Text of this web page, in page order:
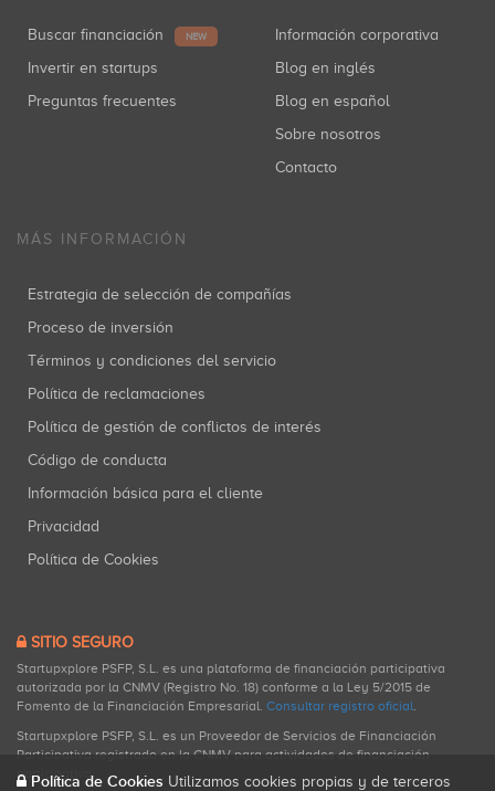
Buscar financiación NEW
Invertir en startups
Preguntas frecuentes
Información corporativa
Blog en inglés
Blog en español
Sobre nosotros
Contacto
MÁS INFORMACIÓN
Estrategia de selección de compañías
Proceso de inversión
Términos y condiciones del servicio
Política de reclamaciones
Política de gestión de conflictos de interés
Código de conducta
Información básica para el cliente
Privacidad
Política de Cookies
SITIO SEGURO
Startupxplore PSFP, S.L. es una plataforma de financiación participativa
autorizada por la CNMV (Registro No. 18) conforme a la Ley 5/2015 de
Fomento de la Financiación Empresarial. Consultar registro oficial.
Startupxplore PSFP, S.L. es un Proveedor de Servicios de Financiación
Participativa registrado en la CNMV para actividades de financiación
participativa.
Política de Cookies Utilizamos cookies propias y de terceros